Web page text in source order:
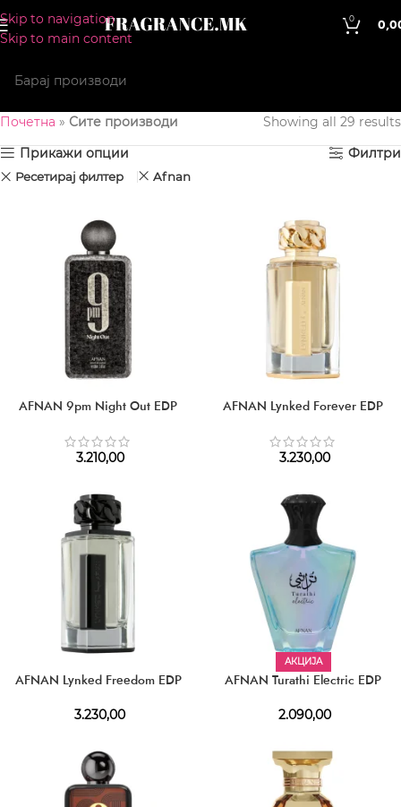
Skip to navigation
Skip to main content
0
Почетна » Сите производи
Showing all 29 results
Прикажи опции
Филтри
Ресетирај филтер Afnan
AFNAN 9pm Night Out EDP
3.210,00
AFNAN Lynked Forever EDP
3.230,00
AFNAN Lynked Freedom EDP
3.230,00
АКЦИЈА
AFNAN Turathi Electric EDP
2.090,00